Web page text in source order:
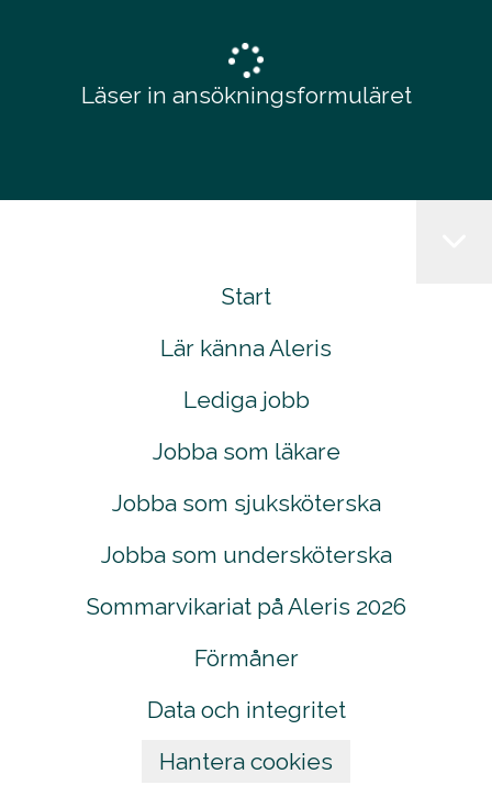
Läser in ansökningsformuläret
Start
Lär känna Aleris
Lediga jobb
Jobba som läkare
Jobba som sjuksköterska
Jobba som undersköterska
Sommarvikariat på Aleris 2026
Förmåner
Data och integritet
Hantera cookies